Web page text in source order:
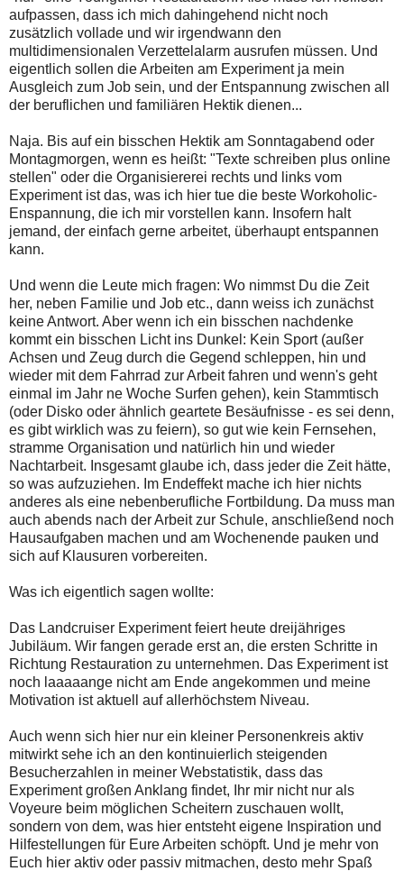
aufpassen, dass ich mich dahingehend nicht noch
zusätzlich vollade und wir irgendwann den
multidimensionalen Verzettelalarm ausrufen müssen. Und
eigentlich sollen die Arbeiten am Experiment ja mein
Ausgleich zum Job sein, und der Entspannung zwischen all
der beruflichen und familiären Hektik dienen...
Naja. Bis auf ein bisschen Hektik am Sonntagabend oder
Montagmorgen, wenn es heißt: "Texte schreiben plus online
stellen" oder die Organisiererei rechts und links vom
Experiment ist das, was ich hier tue die beste Workoholic-
Enspannung, die ich mir vorstellen kann. Insofern halt
jemand, der einfach gerne arbeitet, überhaupt entspannen
kann.
Und wenn die Leute mich fragen: Wo nimmst Du die Zeit
her, neben Familie und Job etc., dann weiss ich zunächst
keine Antwort. Aber wenn ich ein bisschen nachdenke
kommt ein bisschen Licht ins Dunkel: Kein Sport (außer
Achsen und Zeug durch die Gegend schleppen, hin und
wieder mit dem Fahrrad zur Arbeit fahren und wenn's geht
einmal im Jahr ne Woche Surfen gehen), kein Stammtisch
(oder Disko oder ähnlich geartete Besäufnisse - es sei denn,
es gibt wirklich was zu feiern), so gut wie kein Fernsehen,
stramme Organisation und natürlich hin und wieder
Nachtarbeit. Insgesamt glaube ich, dass jeder die Zeit hätte,
so was aufzuziehen. Im Endeffekt mache ich hier nichts
anderes als eine nebenberufliche Fortbildung. Da muss man
auch abends nach der Arbeit zur Schule, anschließend noch
Hausaufgaben machen und am Wochenende pauken und
sich auf Klausuren vorbereiten.
Was ich eigentlich sagen wollte:
Das Landcruiser Experiment feiert heute dreijähriges
Jubiläum. Wir fangen gerade erst an, die ersten Schritte in
Richtung Restauration zu unternehmen. Das Experiment ist
noch laaaaange nicht am Ende angekommen und meine
Motivation ist aktuell auf allerhöchstem Niveau.
Auch wenn sich hier nur ein kleiner Personenkreis aktiv
mitwirkt sehe ich an den kontinuierlich steigenden
Besucherzahlen in meiner Webstatistik, dass das
Experiment großen Anklang findet, Ihr mir nicht nur als
Voyeure beim möglichen Scheitern zuschauen wollt,
sondern von dem, was hier entsteht eigene Inspiration und
Hilfestellungen für Eure Arbeiten schöpft. Und je mehr von
Euch hier aktiv oder passiv mitmachen, desto mehr Spaß